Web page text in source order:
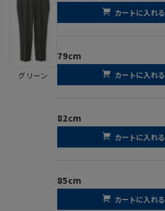
グリーン
カートに入れる
79cm
カートに入れる
82cm
カートに入れる
85cm
カートに入れる